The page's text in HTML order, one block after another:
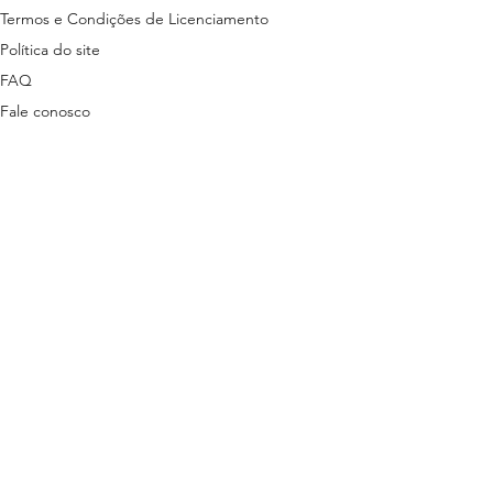
Termos e Condições de Licenciamento
Política do site
FAQ
Fale conosco